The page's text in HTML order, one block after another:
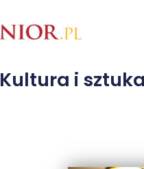
Kultura i